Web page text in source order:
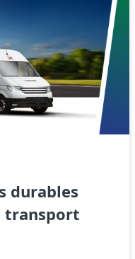
durables
transport